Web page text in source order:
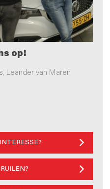
op!
Leander van Maren